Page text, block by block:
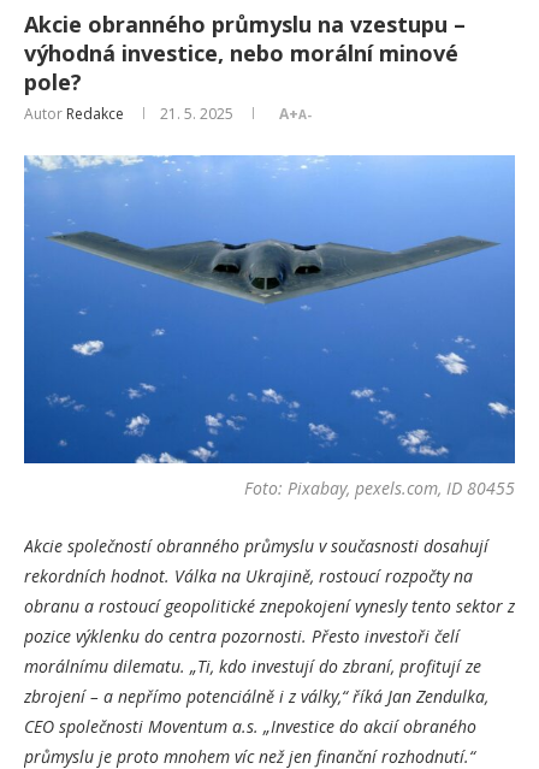
Akcie obranného průmyslu na vzestupu –
výhodná investice, nebo morální minové
pole?
Autor Redakce 21. 5. 2025 A+A-
Foto: Pixabay, pexels.com, ID 80455
Akcie společností obranného průmyslu v současnosti dosahují
rekordních hodnot. Válka na Ukrajině, rostoucí rozpočty na
obranu a rostoucí geopolitické znepokojení vynesly tento sektor z
pozice výklenku do centra pozornosti. Přesto investoři čelí
morálnímu dilematu. „Ti, kdo investují do zbraní, profitují ze
zbrojení – a nepřímo potenciálně i z války,“ říká Jan Zendulka,
CEO společnosti Moventum a.s. „Investice do akcií obraného
průmyslu je proto mnohem víc než jen finanční rozhodnutí.“